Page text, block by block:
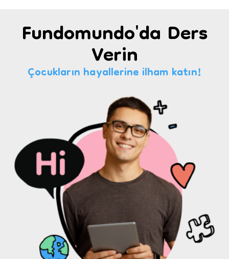
Fundomundo'da Ders
Verin
Çocukların hayallerine ilham katın!